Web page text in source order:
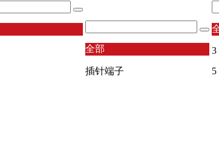
全部
插针端子
3
5